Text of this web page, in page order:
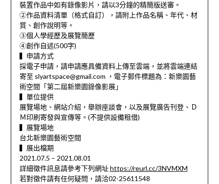
裝置作品中如有錄像影片，請以3分鐘的精簡版送審。
②作品資料清單（格式自訂），請附上作品名稱、年代、材
質、創作說明等。
③個人學經歷及展覽簡歷
④創作自述(500字)
▍申請方式
採電子申請，請申請應具備資料上傳至雲端，並將雲端連結
寄至 slyartspace@gmail.com ，電子郵件標題為：新樂園藝
術空間「第二屆新樂園錄像影展」
▍單位提供
展覽場地、網站介紹，舉辦座談會，以及展覽廣告刊登、Ｄ
Ｍ印刷寄發與宣傳等。(不提供設備租借)
▍展覽場地
台北新樂園藝術空間
▍展出檔期
2021.07.5 – 2021.08.01
詳細徵件訊息請參考下列網址https://reurl.cc/3NVMXM
若對徵件請有任何疑問，請洽02-25611548